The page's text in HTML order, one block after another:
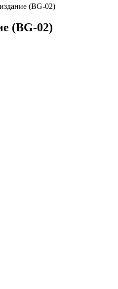
(BG-02)
(BG-02)